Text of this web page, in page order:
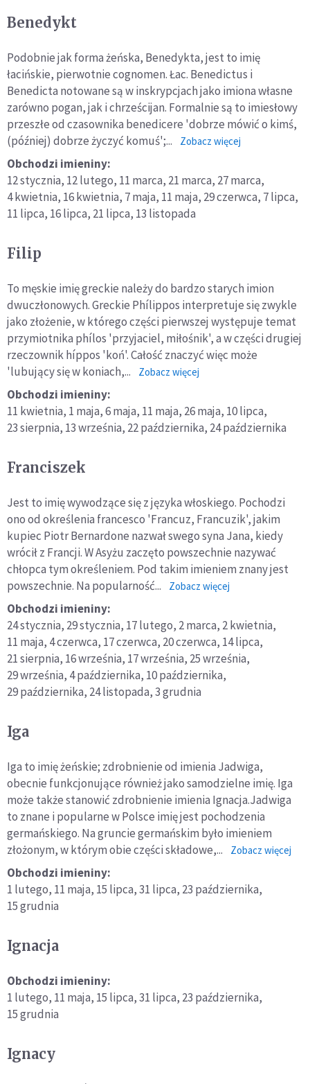
Benedykt
Podobnie jak forma żeńska, Benedykta, jest to imię
łacińskie, pierwotnie cognomen. Łac. Benedictus i
Benedicta notowane są w inskrypcjach jako imiona własne
zarówno pogan, jak i chrześcijan. Formalnie są to imiesłowy
przeszłe od czasownika benedicere 'dobrze mówić o kimś,
(później) dobrze życzyć komuś';...
Zobacz więcej
Obchodzi imieniny:
12 stycznia, 12 lutego, 11 marca, 21 marca, 27 marca,
4 kwietnia, 16 kwietnia, 7 maja, 11 maja, 29 czerwca, 7 lipca,
11 lipca, 16 lipca, 21 lipca, 13 listopada
Filip
To męskie imię greckie należy do bardzo starych imion
dwuczłonowych. Greckie Phílippos interpretuje się zwykle
jako złożenie, w którego części pierwszej występuje temat
przymiotnika phílos 'przyjaciel, miłośnik', a w części drugiej
rzeczownik híppos 'koń'. Całość znaczyć więc może
'lubujący się w koniach,...
Zobacz więcej
Obchodzi imieniny:
11 kwietnia, 1 maja,6 maja, 11 maja, 26 maja, 10 lipca,
23 sierpnia, 13 września, 22 października, 24 października
Franciszek
Jest to imię wywodzące się z języka włoskiego. Pochodzi
ono od określenia francesco 'Francuz, Francuzik', jakim
kupiec Piotr Bernardone nazwał swego syna Jana, kiedy
wrócił z Francji. W Asyżu zaczęto powszechnie nazywać
chłopca tym określeniem. Pod takim imieniem znany jest
powszechnie. Na popularność...
Zobacz więcej
Obchodzi imieniny:
24 stycznia, 29 stycznia, 17 lutego, 2 marca, 2 kwietnia,
11 maja, 4 czerwca, 17 czerwca, 20 czerwca, 14 lipca,
21 sierpnia, 16 września, 17 września, 25 września,
29 września, 4 października, 10 października,
29 października, 24 listopada,3 grudnia
Iga
Iga to imię żeńskie; zdrobnienie od imienia Jadwiga,
obecnie funkcjonujące również jako samodzielne imię. Iga
może także stanowić zdrobnienie imienia Ignacja.Jadwiga
to znane i popularne w Polsce imię jest pochodzenia
germańskiego. Na gruncie ger­mańskim było imieniem
złożonym, w którym obie części składowe,...
Zobacz więcej
Obchodzi imieniny:
1 lutego, 11 maja, 15 lipca,31 lipca, 23 października,
15 grudnia
Ignacja
Obchodzi imieniny:
1 lutego, 11 maja, 15 lipca,31 lipca, 23 października,
15 grudnia
Ignacy